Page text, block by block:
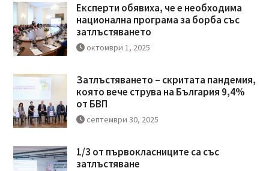
Експерти обявиха, че е необходима
национална програма за борба със
затлъстяването
октомври 1, 2025
Затлъстяването – скритата пандемия,
която вече струва на България 9,4%
от БВП
септември 30, 2025
1/3 от първокласниците са със
затлъстяване